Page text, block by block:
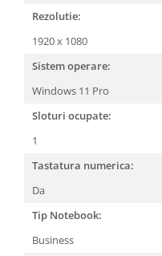
Rezolutie:
1920 x 1080
Sistem operare:
Windows 11 Pro
Sloturi ocupate:
1
Tastatura numerica:
Da
Tip Notebook:
Business